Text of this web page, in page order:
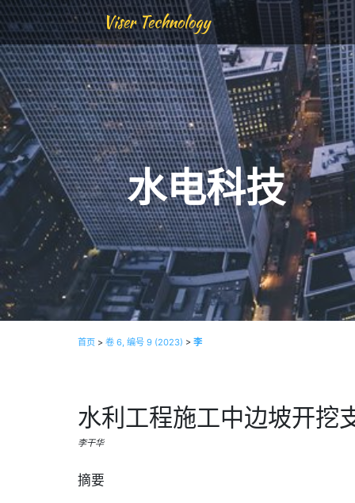
Viser Technology
水电科技
首页 > 卷 6, 编号 9 (2023) > 李
水利工程施工中边坡开挖
李干华
摘要